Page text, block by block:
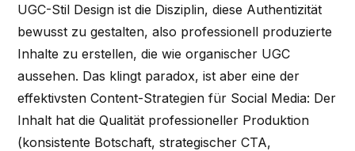
UGC-Stil Design ist die Disziplin, diese Authentizität
bewusst zu gestalten, also professionell produzierte
Inhalte zu erstellen, die wie organischer UGC
aussehen. Das klingt paradox, ist aber eine der
effektivsten Content-Strategien für Social Media: Der
Inhalt hat die Qualität professioneller Produktion
(konsistente Botschaft, strategischer CTA,